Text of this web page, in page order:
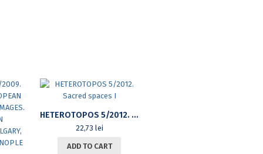
HETEROTOPOS 5/2012. SACRED SPACES I
22,73 lei
ADD TO CART